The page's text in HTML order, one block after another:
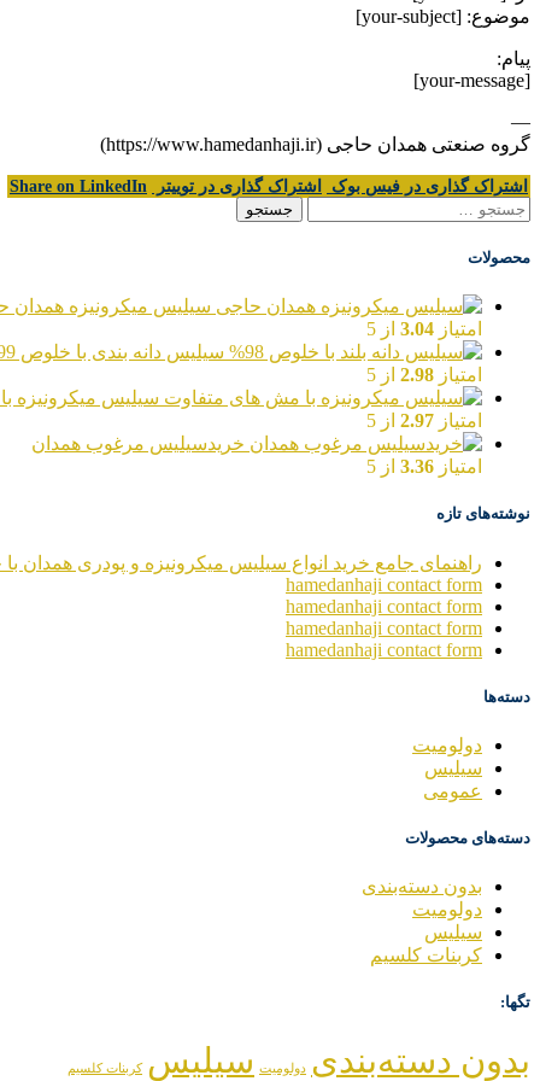
موضوع: [your-subject]
پیام:
[your-message]
—
گروه صنعتی همدان حاجی (https://www.hamedanhaji.ir)
اشتراک گذاری در فیس بوک اشتراک گذاری در توییتر Share on LinkedIn
جستجو
محصولات
سیلیس میکرونیزه همدان
امتیاز 3.04 از 5
سیلیس دانه بندی با خلوص 99%
امتیاز 2.98 از 5
سیلیس میکرونیزه
امتیاز 2.97 از 5
خریدسیلیس مرغوب همدان
امتیاز 3.36 از 5
نوشته‌های تازه
راهنمای جامع خرید انواع سیلیس میکرونیزه و پودری همدان با
hamedanhaji contact form
hamedanhaji contact form
hamedanhaji contact form
hamedanhaji contact form
دسته‌ها
دولومیت
سیلیس
عمومی
دسته‌های محصولات
بدون دسته‌بندی
دولومیت
سیلیس
کربنات کلسیم
تگها:
بدون دسته‌بندی دولومیت سیلیس کربنات کلسیم